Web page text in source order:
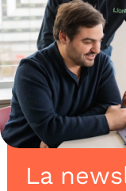
La